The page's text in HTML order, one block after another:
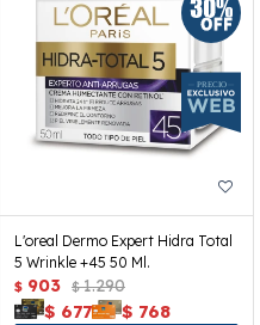
L'oreal Dermo Expert Hidra Total
5 Wrinkle +45 50 Ml.
$ 903 $ 1.290
$ 677 $ 768